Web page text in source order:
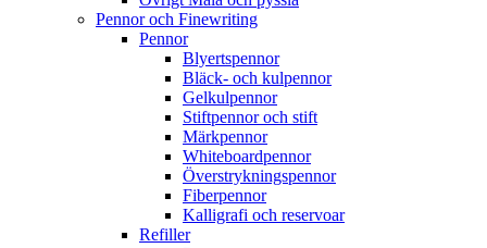
Pennor och Finewriting
Pennor
Blyertspennor
Bläck- och kulpennor
Gelkulpennor
Stiftpennor och stift
Märkpennor
Whiteboardpennor
Överstrykningspennor
Fiberpennor
Kalligrafi och reservoar
Refiller